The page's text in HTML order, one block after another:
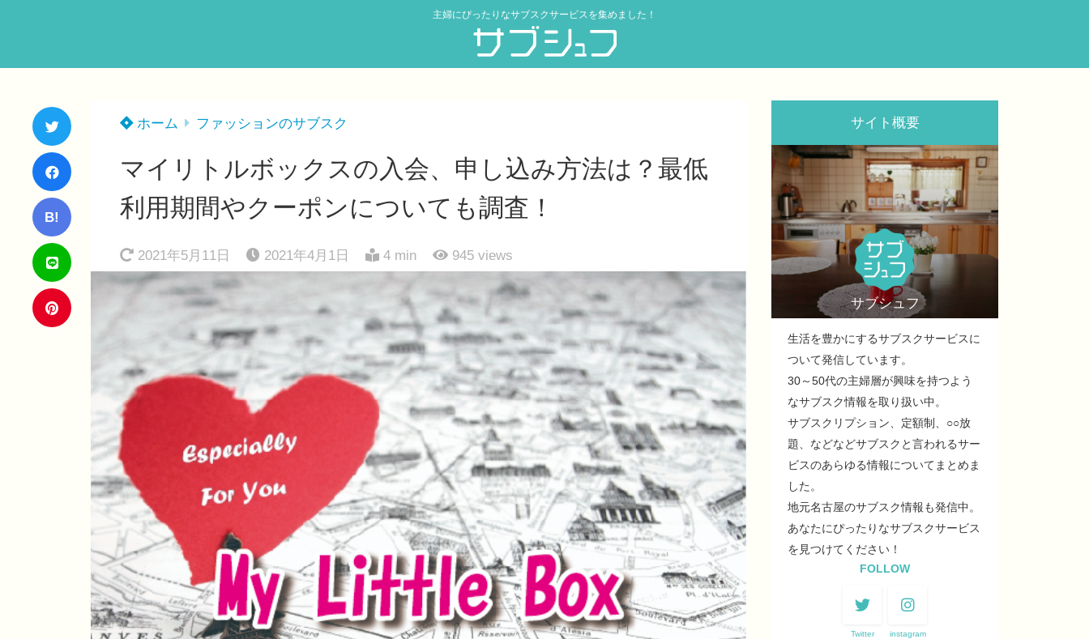
主婦にぴったりなサブスクサービスを集めました！
B!
ホーム ファッションのサブスク
マイリトルボックスの入会、申し込み方法は？最低
利用期間やクーポンについても調査！
2021年5月11日 2021年4月1日 4 min 945 views
サイト概要
サブシュフ
生活を豊かにするサブスクサービスに
ついて発信しています。
30～50代の主婦層が興味を持つよう
なサブスク情報を取り扱い中。
サブスクリプション、定額制、○○放
題、などなどサブスクと言われるサー
ビスのあらゆる情報についてまとめま
した。
地元名古屋のサブスク情報も発信中。
あなたにぴったりなサブスクサービス
を見つけてください！
FOLLOW
Twitter instagram